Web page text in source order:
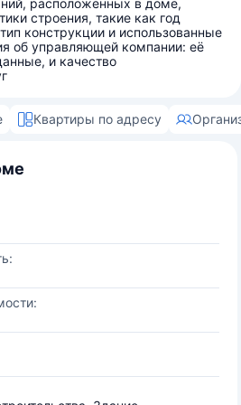
расположенных в доме,
строения, такие как год
конструкции и использованные
об управляющей компании: её
и качество
Квартиры по адресу